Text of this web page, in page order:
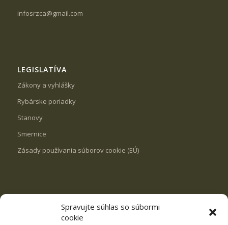
Spravujte súhlas so súbormi
cookie
infosrzca@gmail.com
LEGISLATÍVA
Zákony a vyhlášky
Rybárske poriadky
Stanovy
Smernice
Zásady používania súborov cookie (EÚ)